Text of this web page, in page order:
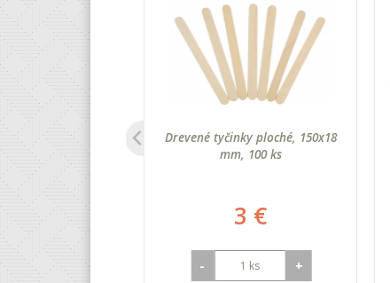
x 500 mm, 10 ks
€
Drevené tyčinky ploché, 150x18
mm, 100 ks
3 €
- +